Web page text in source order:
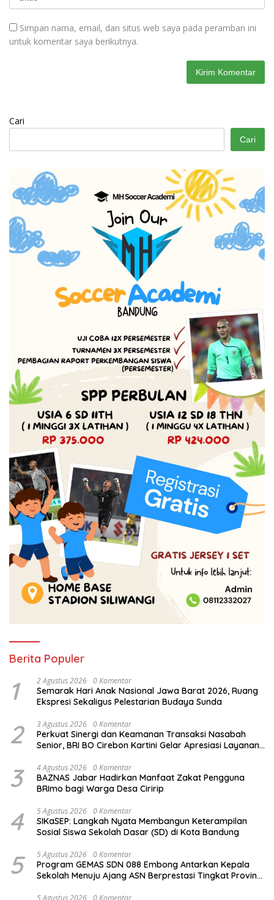
Simpan nama, email, dan situs web saya pada peramban ini
untuk komentar saya berikutnya.
Cari
Cari
Berita Populer
1 2 Agustus 2026 0 Komentar
Semarak Hari Anak Nasional Jawa Barat 2026, Ruang
Ekspresi Sekaligus Pelestarian Budaya Sunda
2 3 Agustus 2026 0 Komentar
Perkuat Sinergi dan Keamanan Transaksi Nasabah
Senior, BRI BO Cirebon Kartini Gelar Apresiasi Layanan
3 4 Agustus 2026 0 Komentar
BAZNAS Jabar Hadirkan Manfaat Zakat Pengguna
BRImo bagi Warga Desa Ciririp
4 5 Agustus 2026 0 Komentar
SIKaSEP: Langkah Nyata Membangun Keterampilan
Sosial Siswa Sekolah Dasar (SD) di Kota Bandung
5 5 Agustus 2026 0 Komentar
Program GEMAS SDN 088 Embong Antarkan Kepala
Sekolah Menuju Ajang ASN Berprestasi Tingkat Provinsi